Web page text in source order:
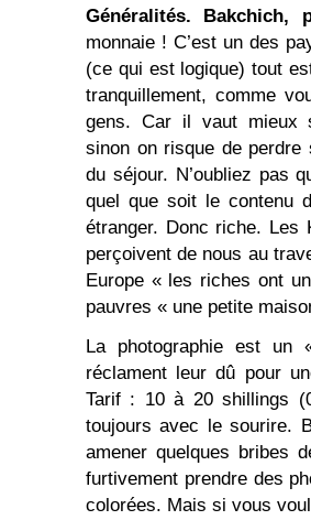
Généralités. Bakchich,
monnaie ! C’est un des
(ce qui est logique) tout
tranquillement, comme
gens. Car il vaut mieux
sinon on risque de perdre
du séjour. N’oubliez pas
quel que soit le contenu
étranger. Donc riche. Les
perçoivent de nous au
Europe « les riches ont
pauvres « une petite
La photographie est un
réclament leur dû pour
Tarif : 10 à 20 shillings
toujours avec le sourire.
amener quelques bribes
furtivement prendre des
colorées. Mais si vous